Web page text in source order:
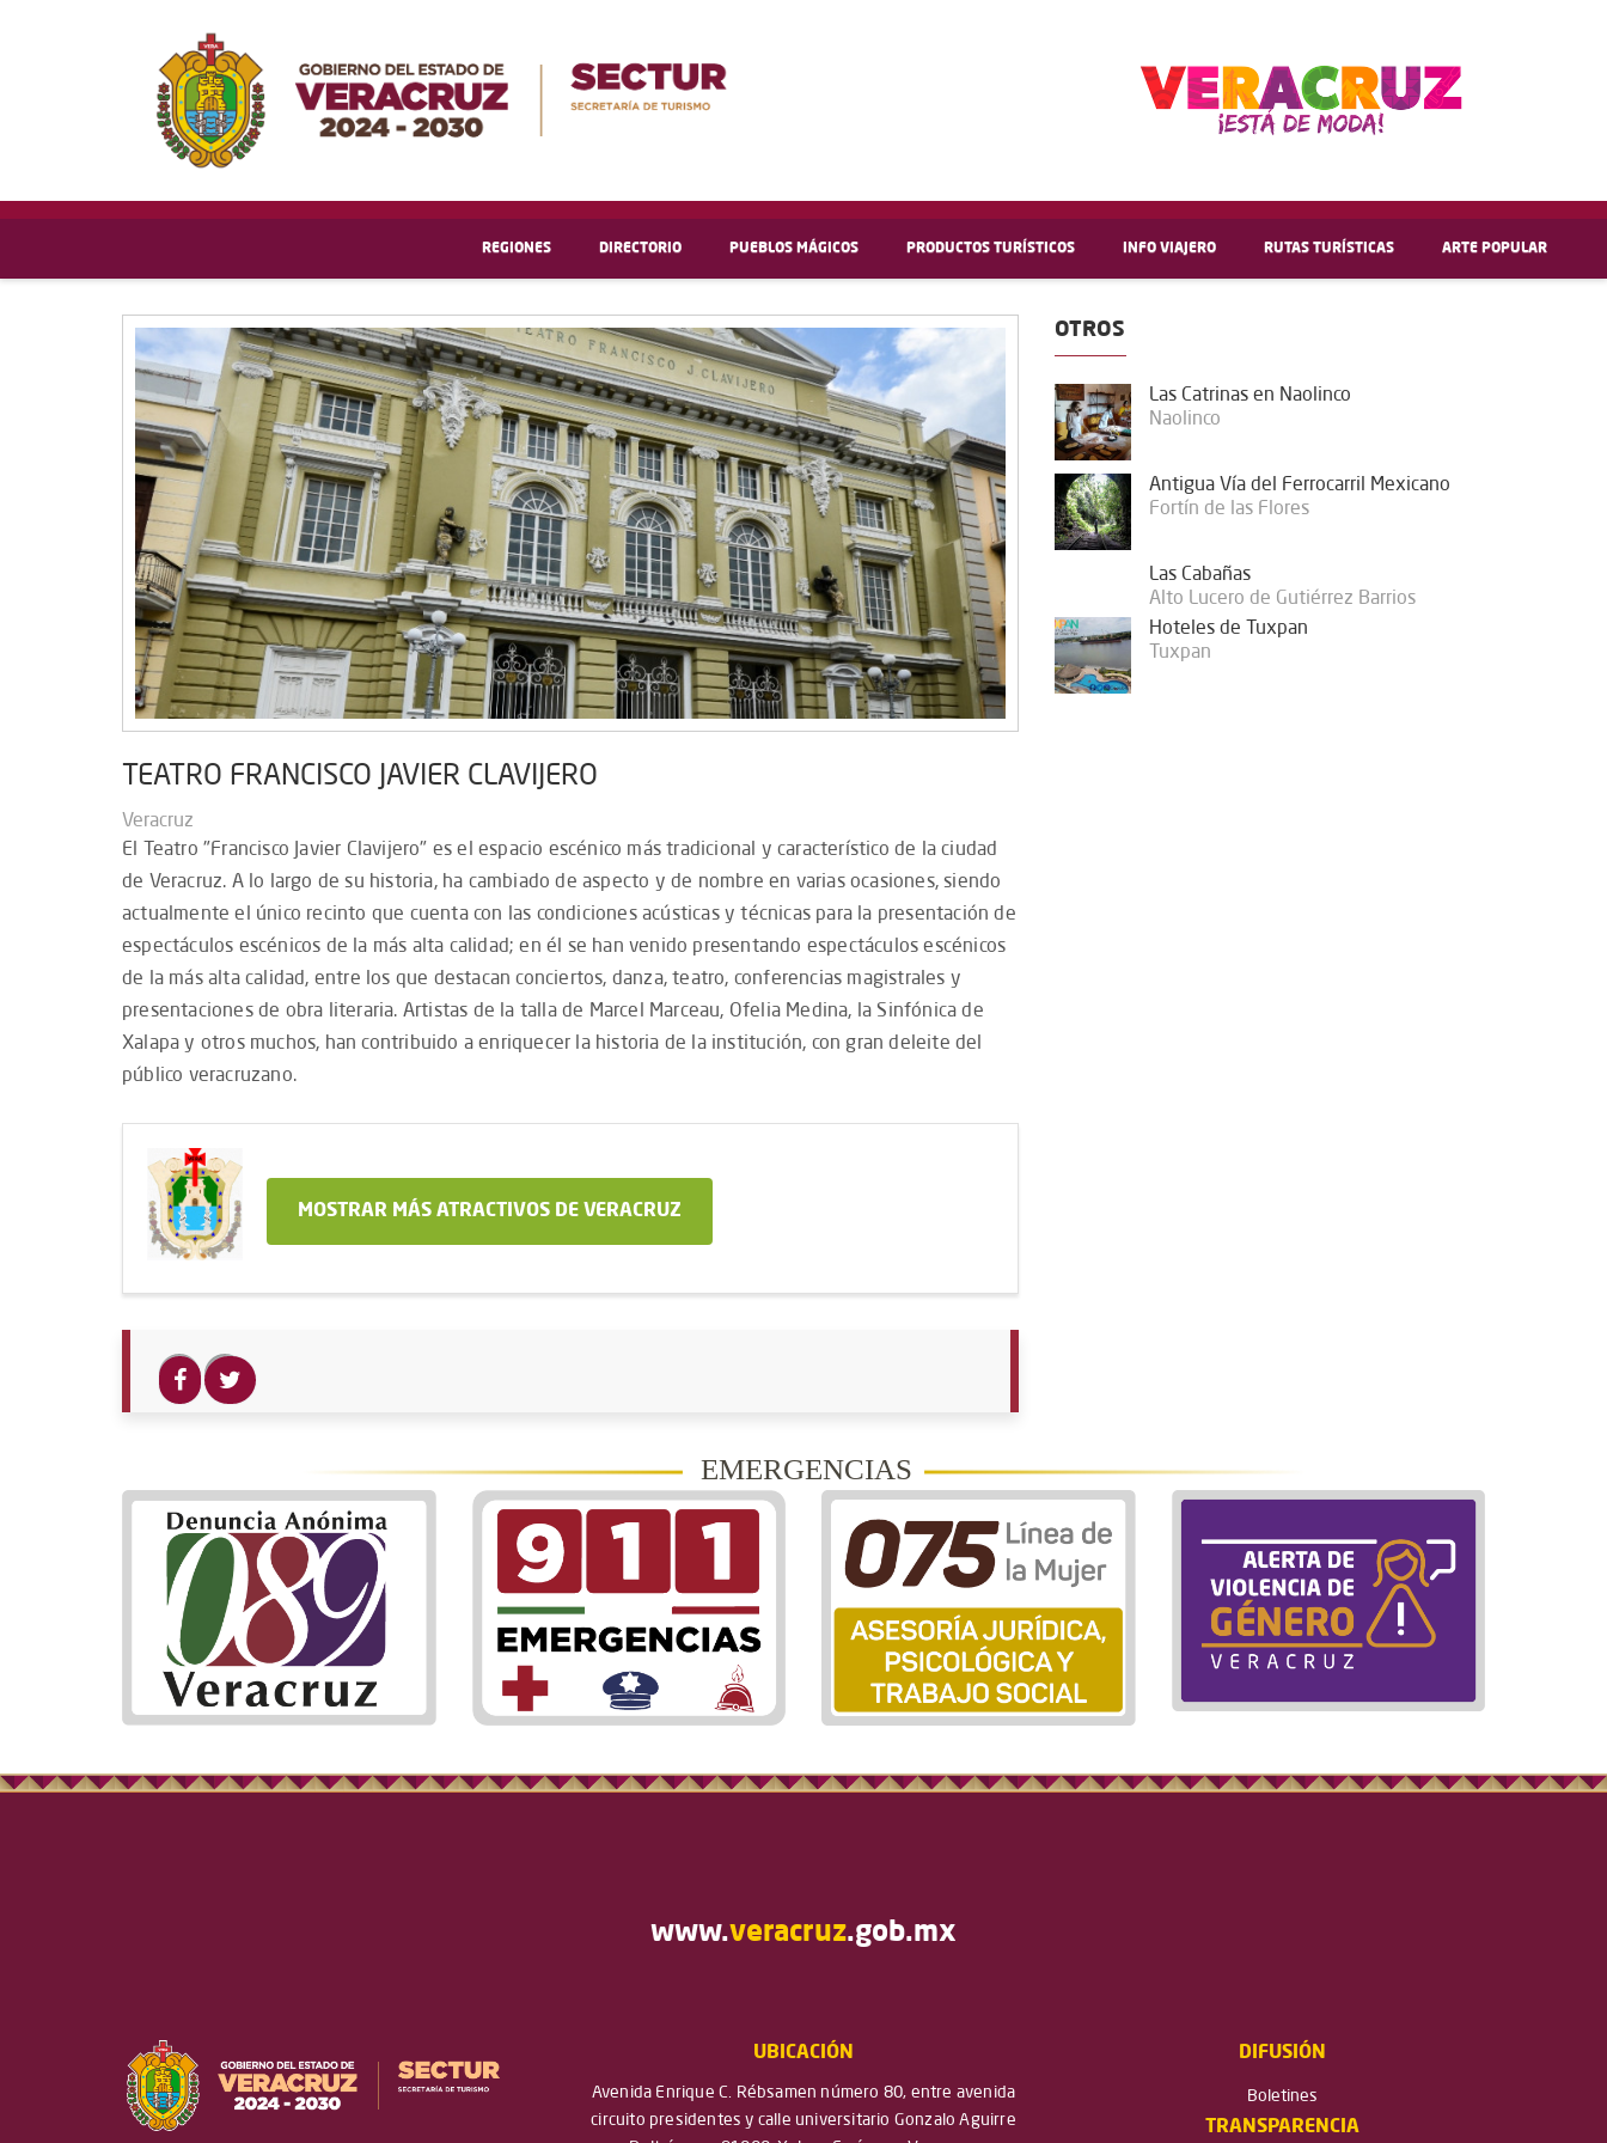
REGIONES DIRECTORIO PUEBLOS MÁGICOS PRODUCTOS TURÍSTICOS INFO VIAJERO RUTAS TURÍSTICAS ARTE POPULAR
TEATRO FRANCISCO JAVIER CLAVIJERO
Veracruz
El Teatro "Francisco Javier Clavijero" es el espacio escénico más tradicional y característico de la ciudad
de Veracruz. A lo largo de su historia, ha cambiado de aspecto y de nombre en varias ocasiones, siendo
actualmente el único recinto que cuenta con las condiciones acústicas y técnicas para la presentación de
espectáculos escénicos de la más alta calidad; en él se han venido presentando espectáculos escénicos
de la más alta calidad, entre los que destacan conciertos, danza, teatro, conferencias magistrales y
presentaciones de obra literaria. Artistas de la talla de Marcel Marceau, Ofelia Medina, la Sinfónica de
Xalapa y otros muchos, han contribuido a enriquecer la historia de la institución, con gran deleite del
público veracruzano.
MOSTRAR MÁS ATRACTIVOS DE VERACRUZ
OTROS
Las Catrinas en Naolinco
Naolinco
Antigua Vía del Ferrocarril Mexicano
Fortín de las Flores
Las Cabañas
Alto Lucero de Gutiérrez Barrios
Hoteles de Tuxpan
Tuxpan
EMERGENCIAS
www.veracruz.gob.mx
UBICACIÓN
Avenida Enrique C. Rébsamen número 80, entre avenida
circuito presidentes y calle universitario Gonzalo Aguirre
DIFUSIÓN
Boletines
TRANSPARENCIA